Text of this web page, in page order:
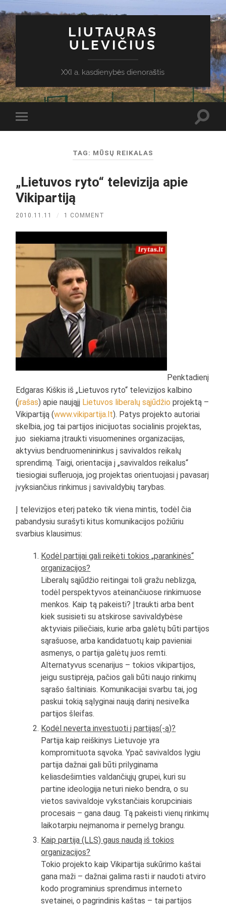
LIUTAURAS
ULEVIČIUS
XXI a. kasdienybės dienoraštis
Toggle
mobile
TAG: MŪSŲ REIKALAS
„Lietuvos ryto“ televizija apie
Vikipartiją
2010.11.11 / 1 COMMENT
Penktadienį
Edgaras Kiškis iš „Lietuvos ryto“ televizijos kalbino
(įrašas) apie naująjį Lietuvos liberalų sąjūdžio projektą –
Vikipartiją (www.vikipartija.lt). Patys projekto autoriai
skelbia, jog tai partijos inicijuotas socialinis projektas,
juo siekiama įtraukti visuomenines organizacijas,
aktyvius bendruomenininkus į savivaldos reikalų
sprendimą. Taigi, orientacija į „savivaldos reikalus“
tiesiogiai sufleruoja, jog projektas orientuojasi į pavasarį
įvyksiančius rinkimus į savivaldybių tarybas.
Į televizijos eterį pateko tik viena mintis, todėl čia
pabandysiu surašyti kitus komunikacijos požiūriu
svarbius klausimus:
Kodėl partijai gali reikėti tokios „parankinės“
organizacijos?
Liberalų sąjūdžio reitingai toli gražu neblizga,
todėl perspektyvos ateinančiuose rinkimuose
menkos. Kaip tą pakeisti? Įtraukti arba bent
kiek susisieti su atskirose savivaldybėse
aktyviais piliečiais, kurie arba galėtų būti partijos
sąrašuose, arba kandidatuotų kaip pavieniai
asmenys, o partija galėtų juos remti.
Alternatyvus scenarijus – tokios vikipartijos,
jeigu sustiprėja, pačios gali būti naujo rinkimų
sąrašo šaltiniais. Komunikacijai svarbu tai, jog
paskui tokią sąlyginai naują darinį nesivelka
partijos šleifas.
Kodėl neverta investuoti į partijas(-ą)?
Partija kaip reiškinys Lietuvoje yra
kompromituota sąvoka. Ypač savivaldos lygiu
partija dažnai gali būti prilyginama
keliasdešimties valdančiųjų grupei, kuri su
partine ideologija neturi nieko bendra, o su
vietos savivaldoje vykstančiais korupciniais
procesais – gana daug. Tą pakeisti vienų rinkimų
laikotarpiu neįmanoma ir pernelyg brangu.
Kaip partija (LLS) gaus naudą iš tokios
organizacijos?
Tokio projekto kaip Vikipartija sukūrimo kaštai
gana maži – dažnai galima rasti ir naudoti atviro
kodo programinius sprendimus interneto
svetainei, o pagrindinis kaštas – tai partijos